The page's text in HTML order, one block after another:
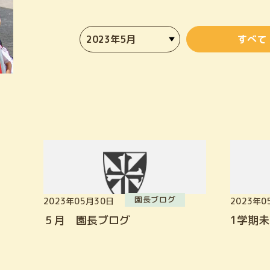
すべて
2023年05月30日 園長ブログ
５月 園長ブログ
2023年
1学期